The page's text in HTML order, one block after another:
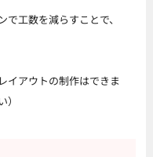
工数を減らすことで、
イアウトの制作はできま